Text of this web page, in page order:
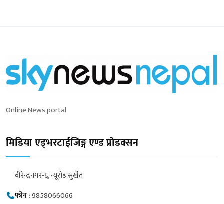
Online News portal
मिडिया एड्भरटाईजिङ्ग एण्ड प्रोडक्सन
वीरेन्द्रनगर-६, न्यूरोड सुर्खेत
फोन:9858066066